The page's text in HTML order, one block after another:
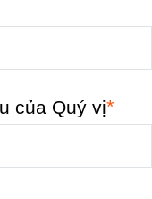
của Quý vị*